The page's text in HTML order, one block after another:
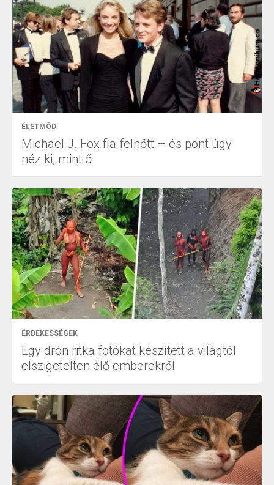
ÉLETMÓD
Michael J. Fox fia felnőtt – és pont úgy
néz ki, mint ő
ÉRDEKESSÉGEK
Egy drón ritka fotókat készített a világtól
elszigetelten élő emberekről